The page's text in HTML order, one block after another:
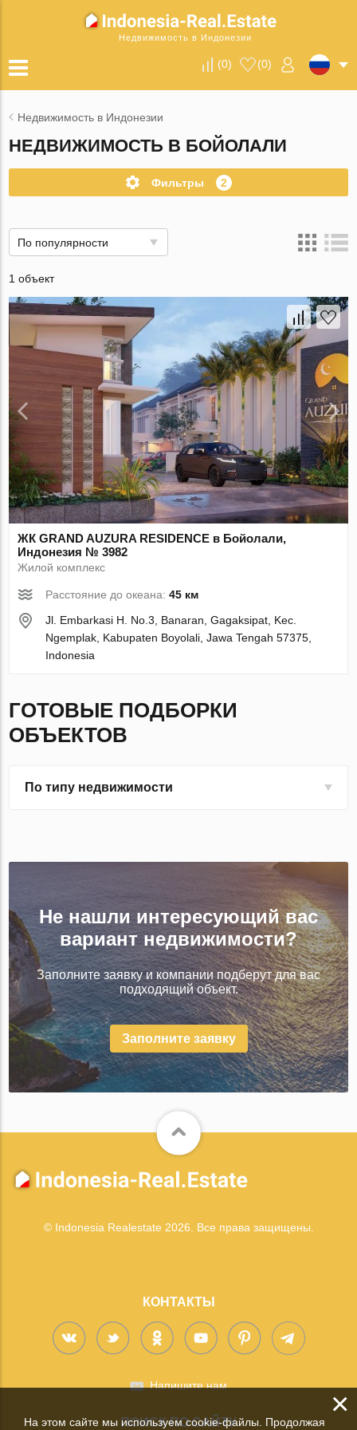
Недвижимость в Индонезии
(0) (0)
Недвижимость в Индонезии
НЕДВИЖИМОСТЬ В БОЙОЛАЛИ
Фильтры 2
По популярности
1 объект
ЖК GRAND AUZURA RESIDENCE в Бойолали,
Индонезия № 3982
Жилой комплекс
Расстояние до океана:45 км
Jl. Embarkasi H. No.3, Banaran, Gagaksipat, Kec.
Ngemplak, Kabupaten Boyolali, Jawa Tengah 57375,
Indonesia
ГОТОВЫЕ ПОДБОРКИ
ОБЪЕКТОВ
По типу недвижимости
Не нашли интересующий вас
вариант недвижимости?
Заполните заявку и компании подберут для вас
подходящий объект.
Заполните заявку
© Indonesia Realestate 2026. Все права защищены.
КОНТАКТЫ
Напишите нам
ПОИСК ПО САЙТУ
×
На этом сайте мы используем cookie-файлы. Продолжая